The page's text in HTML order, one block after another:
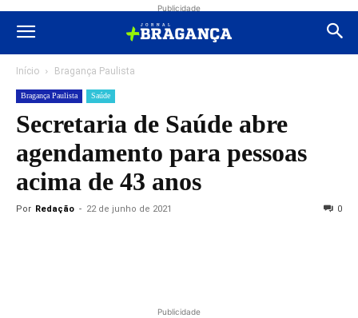
Publicidade
Início Bragança Paulista
Bragança Paulista Saúde
Secretaria de Saúde abre
agendamento para pessoas
acima de 43 anos
Por Redação - 22 de junho de 2021 0
Publicidade